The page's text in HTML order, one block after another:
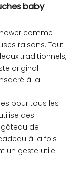
baby
comme
raisons. Tout
traditionnels,
original
à la
pour tous les
des
de
à la fois
un geste utile